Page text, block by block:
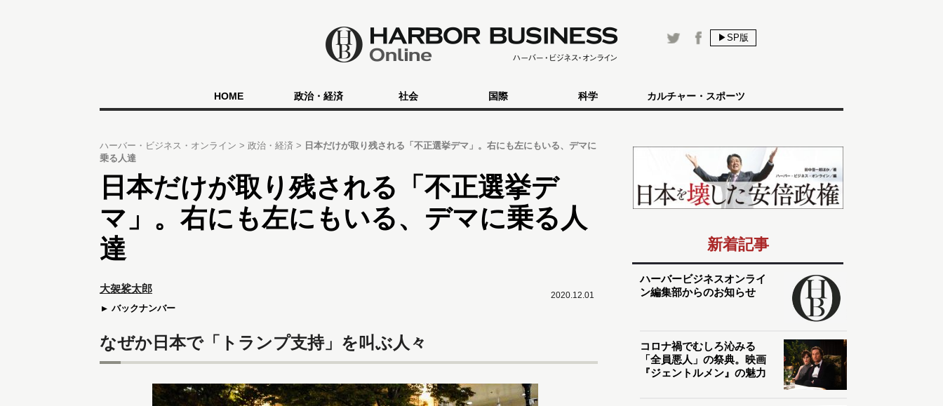
▶SP版
HOME 政治・経済 社会 国際 科学 カルチャー・スポーツ
ハーバー・ビジネス・オンライン 政治・経済
日本だけが取り残される「不正選挙デマ」。右にも左にもいる、デマに
乗る人達
日本だけが取り残される「不正選挙デ
マ」。右にも左にもいる、デマに乗る人
達
2020.12.01
大袈裟太郎
バックナンバー
なぜか日本で「トランプ支持」を叫ぶ人々
新着記事
ハーバービジネスオンライ
ン編集部からのお知らせ
コロナ禍でむしろ沁みる
「全員悪人」の祭典。映画
『ジェントルメン』の魅力